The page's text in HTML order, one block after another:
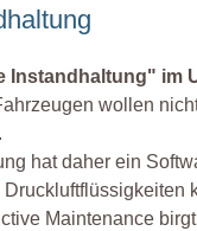
Instandhaltung"
wollen
hat daher ein
Maintenance